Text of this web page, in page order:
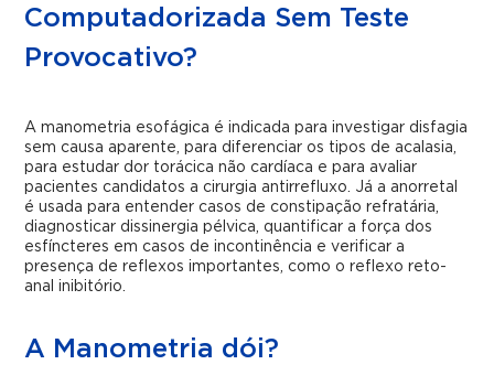
Computadorizada Sem Teste
Provocativo?
A manometria esofágica é indicada para investigar disfagia
sem causa aparente, para diferenciar os tipos de acalasia,
para estudar dor torácica não cardíaca e para avaliar
pacientes candidatos a cirurgia antirrefluxo. Já a anorretal
é usada para entender casos de constipação refratária,
diagnosticar dissinergia pélvica, quantificar a força dos
esfíncteres em casos de incontinência e verificar a
presença de reflexos importantes, como o reflexo reto-
anal inibitório.
A Manometria dói?